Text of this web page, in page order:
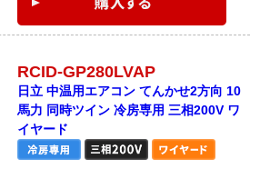
RCID-GP280LVAP
日立 中温用エアコン てんかせ2方向 10
馬力 同時ツイン 冷房専用 三相200V ワ
イヤード